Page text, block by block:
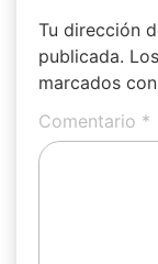
Tu dirección
publicada.
marcados con
Comentario *